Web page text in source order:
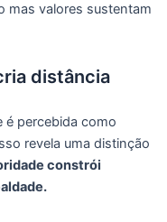
mas valores sustentam
distância
é percebida como
revela uma distinção
constrói